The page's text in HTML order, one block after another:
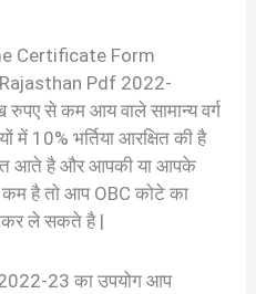
Certificate Form
Pdf 2022-
रुपए से कम आय वाले सामान्य वर्ग
में 10% भर्तिया आरक्षित की है
आते है और आपकी या आपके
कम है तो आप OBC कोटे का
ले सकते है |
2022-23 का उपयोग आप